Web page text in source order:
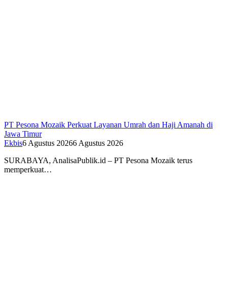
PT Pesona Mozaik Perkuat Layanan Umrah dan Haji Amanah di
Jawa Timur
Ekbis6 Agustus 20266 Agustus 2026
SURABAYA, AnalisaPublik.id – PT Pesona Mozaik terus
memperkuat…